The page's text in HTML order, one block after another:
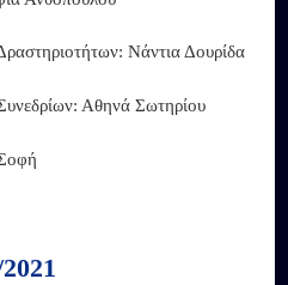
Νάντια Δουρίδα
Αθηνά Σωτηρίου